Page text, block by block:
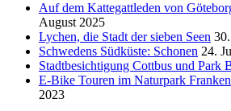
Auf dem Kattegattleden von
August 2025
Lychen, die Stadt der sieben Seen
Schwedens Südküste: Schonen 24.
Stadtbesichtigung Cottbus und Park
E-Bike Touren im Naturpark
2023